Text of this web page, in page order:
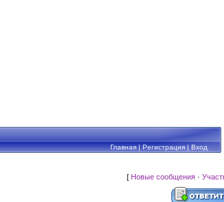
Главная|Регистрация|Вход
[ Новые сообщения ·